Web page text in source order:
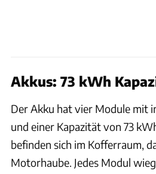
Akkus: 73 kWh
Der Akku hat vier Module mit
und einer Kapazität von 73
befinden sich im Kofferraum,
Motorhaube. Jedes Modul